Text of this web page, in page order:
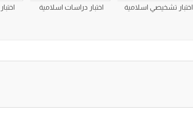
اختبار تشخيصي اسلامية اختبار دراسات اسلامية